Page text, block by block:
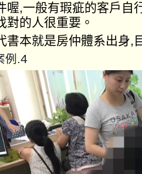
喔,一般有瑕疵的客戶自
對的人很重要。
書本就是房仲體系出身,
例.4